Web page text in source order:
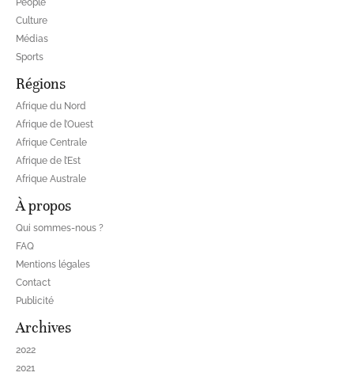
People
Culture
Médias
Sports
Régions
Afrique du Nord
Afrique de l’Ouest
Afrique Centrale
Afrique de l’Est
Afrique Australe
À propos
Qui sommes-nous ?
FAQ
Mentions légales
Contact
Publicité
Archives
2022
2021